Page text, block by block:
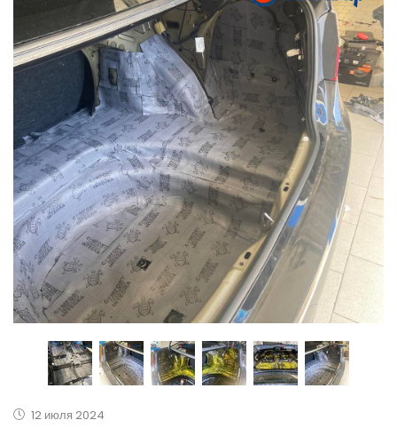
12 июля 2024